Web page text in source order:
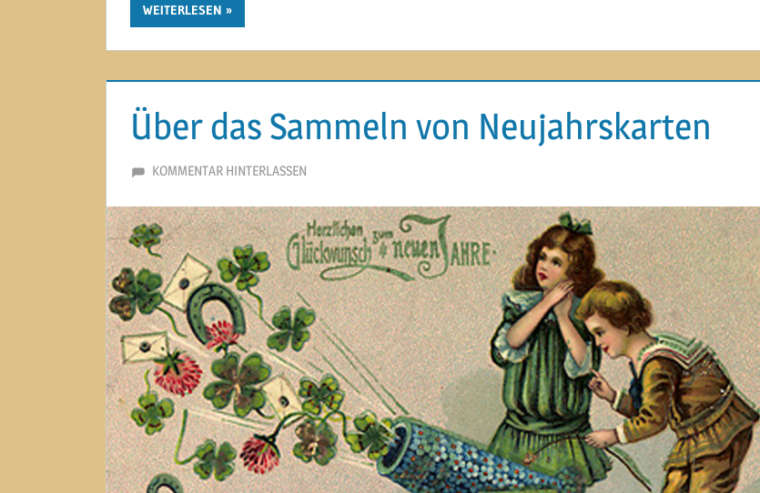
WEITERLESEN
Über das Sammeln von Neujahrskarten
30. DEZEMBER 2013
MARTINA BERG
KOMMENTAR HINTERLASSEN